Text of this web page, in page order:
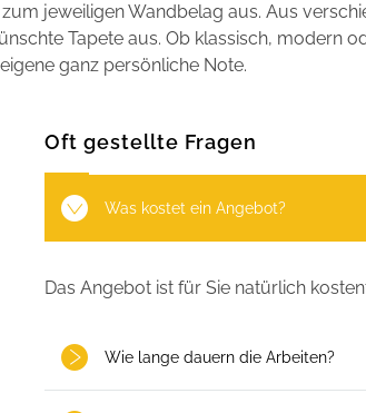
jeweiligen Wandbelag aus. Aus
Tapete aus. Ob klassisch, modern
ganz persönliche Note.
Oft gestellte Fragen
Was kostet ein Angebot?
Das Angebot ist für Sie natürlich
Wie lange dauern die Arbeiten?